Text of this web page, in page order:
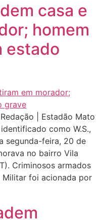
casa e
homem
estado
| Estadão Mato
como W.S.,
segunda-feira, 20 de
no bairro Vila
Criminosos armados
Militar foi acionada por